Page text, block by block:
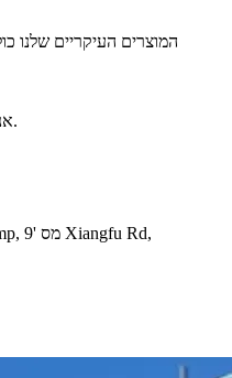
4. אנו יצרניים עם יותר מ 22 שנים חוויות.